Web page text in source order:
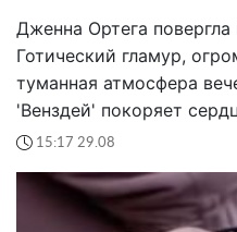
Дженна Ортега
Готический гламур,
туманная атмосфера
'Венздей' покоряет
15:17 29.08